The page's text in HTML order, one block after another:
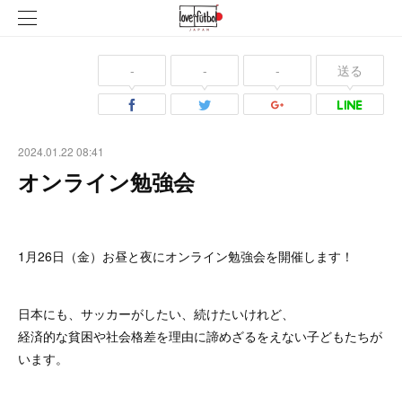
- - - 送る
2024.01.22 08:41
オンライン勉強会
1月26日（金）お昼と夜にオンライン勉強会を開催します！
日本にも、サッカーがしたい、続けたいけれど、
経済的な貧困や社会格差を理由に諦めざるをえない子どもたちが
います。